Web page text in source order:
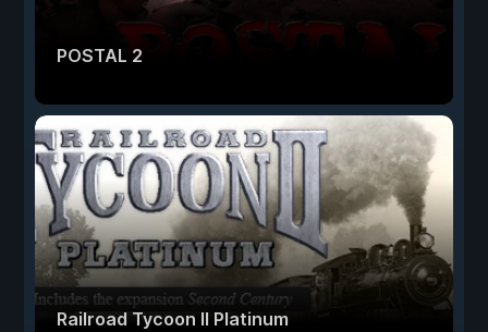
POSTAL 2
Railroad Tycoon II Platinum